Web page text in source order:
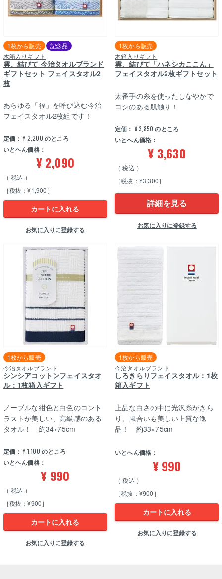
木箱入りギフト
雲、結びて 今治タオルブランド
ギフトセット フェイスタオル2
枚
1枚から販売 記念品
定価： ¥ 2,200 のところ
いとへん価格：
¥ 2,090
税込
［税抜：¥1,900］
あらゆる「福」を呼び込む今治
フェイスタオル2枚組です！
カートに入れる
お気に入りに登録する
木箱入りギフト
雲、結びて「ハネシカここん」
フェイスタオル2枚ギフトセット
1枚から販売
定価： ¥3,850 のところ
いとへん価格：
¥ 3,630
税込
［税抜：¥3,300］
太番手の糸を使ったしなやかで
コシのある肌触り！
詳細を見る
お気に入りに登録する
今治タオルブランド
シンシアコットンフェイスタオ
ル：1枚箱入ギフト
1枚から販売
定価： ¥ 1,100 のところ
いとへん価格：
¥ 990
税込
［税抜：¥900］
ノーブルな紺色と白色のコント
ラストが美しい、高級感のある
タオル！ 約34×75cm
カートに入れる
お気に入りに登録する
今治タオルブランド
しろきらりフェイスタオル：1枚
箱入ギフト
1枚から販売
いとへん価格：
¥990
税込
［税抜：¥900］
上品な白さの中に光沢糸がきら
り。風合いも美しい上質な逸
品！ 約33×75cm
カートに入れる
お気に入りに登録する